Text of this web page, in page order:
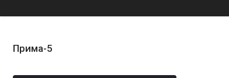
Прима-5